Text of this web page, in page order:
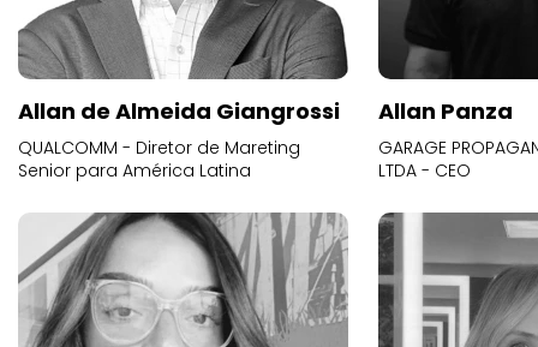
Allan de Almeida Giangrossi
QUALCOMM - Diretor de Mareting
Senior para América Latina
Allan Panza
GARAGE
LTDA - CEO